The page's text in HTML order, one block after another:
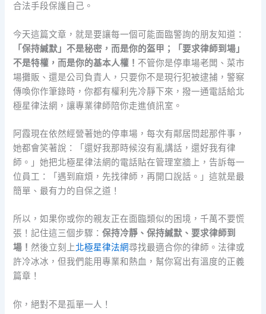
合法手段保護自己。
今天這篇文章，就是要讓每一個可能面臨警詢的朋友知道：
「保持緘默」不是秘密，而是你的盔甲；「要求律師到場」
不是特權，而是你的基本人權！ 不管你是停車場老闆、菜市
場攤販、還是公司負責人，只要你不是現行犯被逮捕，警察
傳喚你作筆錄時，你都有權利先冷靜下來，撥一通電話給北
極星律法網，讓專業律師陪你走進偵訊室。
阿霞現在依然經營著她的停車場，每次有鄰居問起那件事，
她都會笑著說：「還好我那時候沒有亂講話，還好我有律
師。」她把北極星律法網的電話貼在管理室牆上，告訴每一
位員工：「遇到麻煩，先找律師，再開口說話。」這就是最
簡單、最有力的自保之道！
所以，如果你或你的親友正在面臨類似的困境，千萬不要慌
張！記住這三個步驟：保持冷靜、保持緘默、要求律師到
場！然後立刻上北極星律法網尋找最適合你的律師。法律或
許冷冰冰，但我們能用專業和熱血，幫你寫出有溫度的正義
篇章！
你，絕對不是孤單一人！